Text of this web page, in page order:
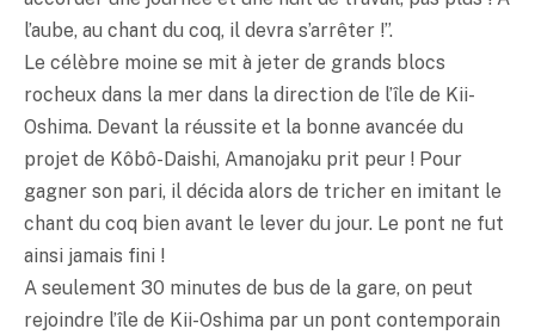
l’aube, au chant du coq, il devra s’arrêter !”.
Le célèbre moine se mit à jeter de grands blocs
rocheux dans la mer dans la direction de l’île de Kii-
Oshima. Devant la réussite et la bonne avancée du
projet de Kôbô-Daishi, Amanojaku prit peur ! Pour
gagner son pari, il décida alors de tricher en imitant le
chant du coq bien avant le lever du jour. Le pont ne fut
ainsi jamais fini !
A seulement 30 minutes de bus de la gare, on peut
rejoindre l’île de Kii-Oshima par un pont contemporain